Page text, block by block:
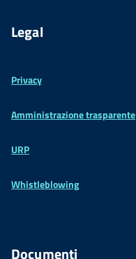
Legal
Privacy
Amministrazione trasparente
URP
Whistleblowing
Documenti